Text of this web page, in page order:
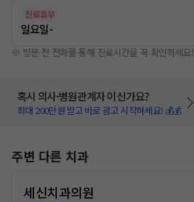
진료휴무
일요일-
※ 방문 전 전화를 통해 진료시간을 꼭 확인하세요!
혹시 의사·병원관계자 이신가요?
최대 200만원 받고 바로 광고 시작하세요! 💰💰
주변 다른 치과
세신치과의원